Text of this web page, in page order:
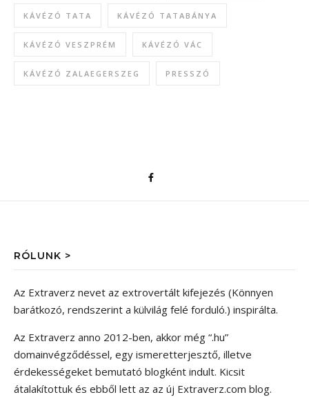
KÁVÉZÓ TATA KÁVÉZÓ TATABÁNYA
KÁVÉZÓ VESZPRÉM KÁVÉZÓ VÁC
KÁVÉZÓ ZALAEGERSZEG PRESSZÓ
RÓLUNK >
Az Extraverz nevet az extrovertált kifejezés (Könnyen
barátkozó, rendszerint a külvilág felé forduló.) inspirálta.
Az Extraverz anno 2012-ben, akkor még “.hu”
domainvégződéssel, egy ismeretterjesztő, illetve
érdekességeket bemutató blogként indult. Kicsit
átalakítottuk és ebből lett az az új Extraverz.com blog.